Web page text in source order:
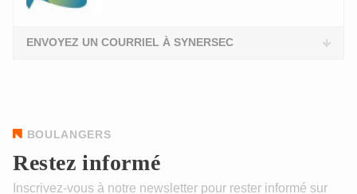
ENVOYEZ UN COURRIEL À SYNERSEC
Restez informé
BOULANGERS
Inscrivez-vous à notre newsletter pour rester informé sur